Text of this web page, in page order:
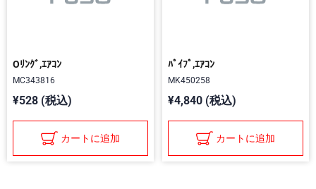
Oﾘﾝｸﾞ,ｴｱｺﾝ
MC343816
¥528 (税込)
カートに追加
ﾊﾟｲﾌﾟ,ｴｱｺﾝ
MK450258
¥4,840 (税込)
カートに追加